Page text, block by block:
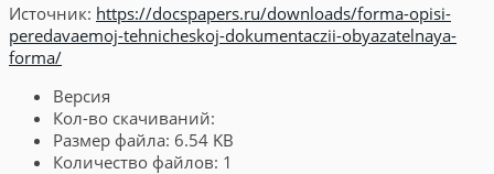
Источник: https://docspapers.ru/downloads/forma-opisi-
peredavaemoj-tehnicheskoj-dokumentaczii-obyazatelnaya-
forma/
Версия
Кол-во скачиваний:
Размер файла: 6.54 KB
Количество файлов: 1